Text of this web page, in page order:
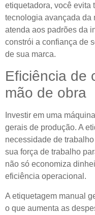
etiquetadora, você evita
tecnologia avançada da
atenda aos padrões da
constrói a confiança de
de sua marca.
Eficiência de
mão de obra
Investir em uma
gerais de produção. A
necessidade de
sua força de trabalho
não só economiza
eficiência operacional.
A etiquetagem manual
o que aumenta as